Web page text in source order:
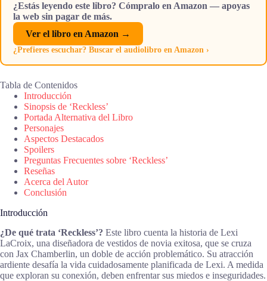
¿Estás leyendo este libro? Cómpralo en Amazon — apoyas
la web sin pagar de más.
Ver el libro en Amazon →
¿Prefieres escuchar? Buscar el audiolibro en Amazon ›
Tabla de Contenidos
Introducción
Sinopsis de ‘Reckless’
Portada Alternativa del Libro
Personajes
Aspectos Destacados
Spoilers
Preguntas Frecuentes sobre ‘Reckless’
Reseñas
Acerca del Autor
Conclusión
Introducción
¿De qué trata ‘Reckless’? Este libro cuenta la historia de Lexi
LaCroix, una diseñadora de vestidos de novia exitosa, que se cruza
con Jax Chamberlin, un doble de acción problemático. Su atracción
ardiente desafía la vida cuidadosamente planificada de Lexi. A medida
que exploran su conexión, deben enfrentar sus miedos e inseguridades.